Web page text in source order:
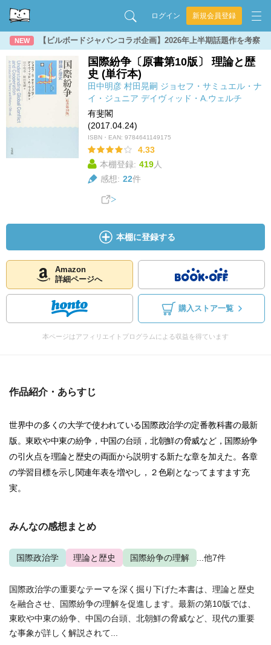
ログイン 新規会員登録
NEW 【ビルボードジャパンコラボ企画】2026年上半期話題作を考察
国際紛争〔原書第10版〕 理論と歴
史 (単行本)
田中明彦 村田晃嗣 ジョセフ・サミュエル・ナ
イ・ジュニア デイヴィッド・A.ウェルチ
有斐閣
(2017.04.24)
ISBN・EAN: 9784641149175
4.33
本棚登録: 419人
感想: 22件
本棚に登録する
Amazon
詳細ページへ
購入ストア一覧
本ページはアフィリエイトプログラムによる収益を得ています
作品紹介・あらすじ
世界中の多くの大学で使われている国際政治学の定番教科書の最新
版。東欧や中東の紛争，中国の台頭，北朝鮮の脅威など，国際紛争
の引火点を理論と歴史の両面から説明する新たな章を加えた。各章
の学習目標を示し関連年表を増やし，２色刷となってますます充
実。
みんなの感想まとめ
国際政治学 理論と歴史 国際紛争の理解 ...他7件
国際政治学の重要なテーマを深く掘り下げた本書は、理論と歴史
を融合させ、国際紛争の理解を促進します。最新の第10版では、
東欧や中東の紛争、中国の台頭、北朝鮮の脅威など、現代の重要
な事象が詳しく解説されて...